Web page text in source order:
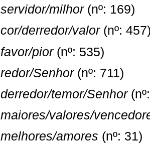
servidor/milhor(nº: 169)
cor/derredor/valor(nº:
favor/pior(nº: 535)
redor/Senhor(nº: 711)
derredor/temor/Senhor
maiores/valores/
melhores/amores (nº: 31)